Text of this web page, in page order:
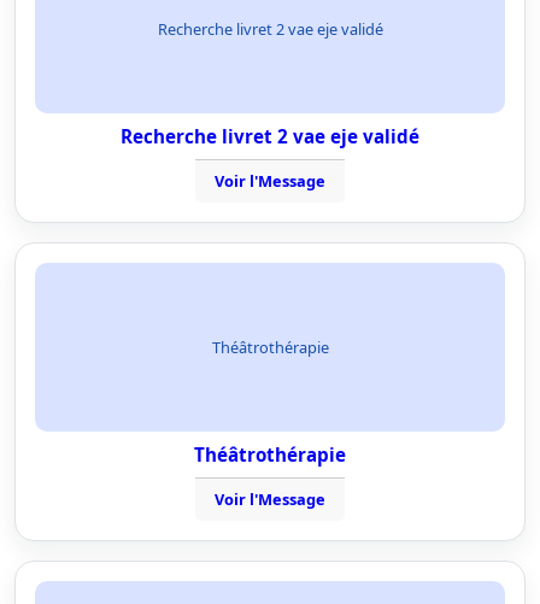
Recherche livret 2 vae eje validé
Recherche livret 2 vae eje validé
Voir l'Message
Théâtrothérapie
Théâtrothérapie
Voir l'Message